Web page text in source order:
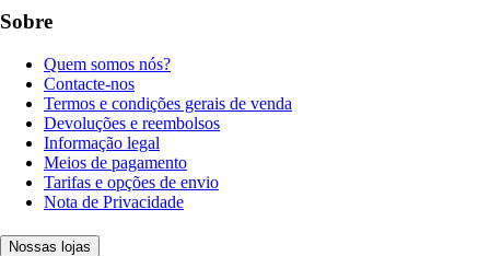
Sobre
Quem somos nós?
Contacte-nos
Termos e condições gerais de venda
Devoluções e reembolsos
Informação legal
Meios de pagamento
Tarifas e opções de envio
Nota de Privacidade
Nossas lojas